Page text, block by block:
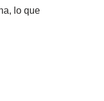
lo que